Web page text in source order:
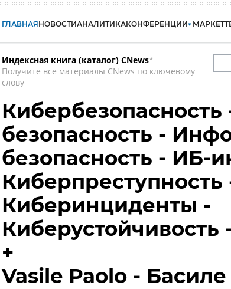
ГЛАВНАЯНОВОСТИАНАЛИТИКАКОНФЕРЕНЦИИ МАРКЕТ
Индексная книга (каталог) CNews*
Получите все материалы CNews по ключевому
слову
безопасность -
безопасность - ИБ-
Киберинциденты -
Киберустойчивость
+
Vasile Paolo -